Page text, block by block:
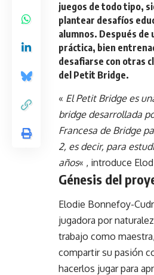
juegos de todo tipo,
plantear desafíos
alumnos. Después de
práctica, bien
desafiarse con otras
del Petit Bridge.
« El Petit Bridge es
bridge desarrollada
Francesa de Bridge
2, es decir, para
años« , introduce
Génesis del
Elodie Bonnefoy-
jugadora por
trabajo como
compartir su pasión
hacerlos jugar para